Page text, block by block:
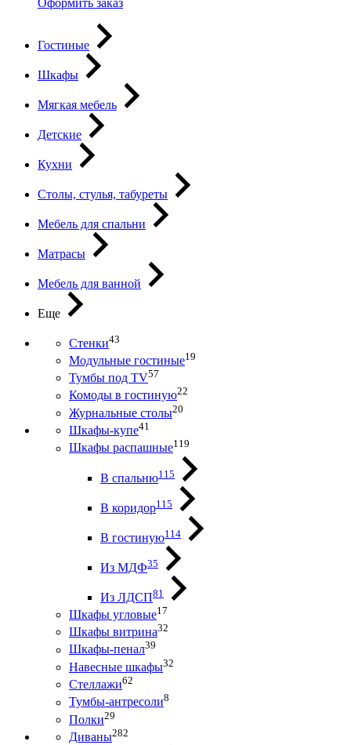
Гостиные
Шкафы
Мягкая мебель
Детские
Кухни
Столы, стулья, табуреты
Мебель для спальни
Матрасы
Мебель для ванной
Еще
Стенки43
Модульные гостиные19
Тумбы под ТV57
Комоды в гостиную22
Журнальные столы20
Шкафы-купе41
Шкафы распашные119
В спальню115
В коридор115
В гостиную114
Из МДФ35
Из ЛДСП81
Шкафы угловые17
Шкафы витрина32
Шкафы-пенал39
Навесные шкафы32
Стеллажи62
Тумбы-антресоли8
Полки29
Диваны282